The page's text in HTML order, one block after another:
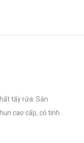
tẩy rửa. Sản
cao cấp, có tính